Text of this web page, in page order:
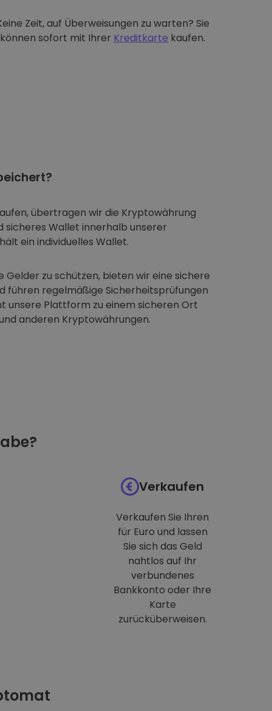
Zeit, auf Überweisungen zu warten? Sie
können sofort mit Ihrer Kreditkarte kaufen.
übertragen wir die Kryptowährung
sicheres Wallet innerhalb unserer
ein individuelles Wallet.
Gelder zu schützen, bieten wir eine sichere
führen regelmäßige Sicherheitsprüfungen
unsere Plattform zu einem sicheren Ort
anderen Kryptowährungen.
Verkaufen
Verkaufen Sie Ihren
für Euro und lassen
Sie sich das Geld
nahtlos auf Ihr
verbundenes
Bankkonto oder Ihre
Karte
zurücküberweisen.